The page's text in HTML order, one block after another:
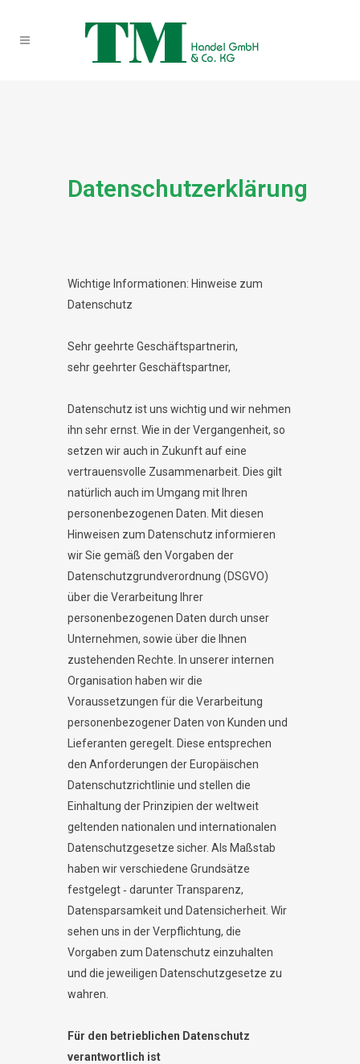
Datenschutzerklärung
Wichtige Informationen: Hinweise zum
Datenschutz
Sehr geehrte Geschäftspartnerin,
sehr geehrter Geschäftspartner,
Datenschutz ist uns wichtig und wir nehmen
ihn sehr ernst. Wie in der Vergangenheit, so
setzen wir auch in Zukunft auf eine
vertrauensvolle Zusammenarbeit. Dies gilt
natürlich auch im Umgang mit Ihren
personenbezogenen Daten. Mit diesen
Hinweisen zum Datenschutz informieren
wir Sie gemäß den Vorgaben der
Datenschutzgrundverordnung (DSGVO)
über die Verarbeitung Ihrer
personenbezogenen Daten durch unser
Unternehmen, sowie über die Ihnen
zustehenden Rechte. In unserer internen
Organisation haben wir die
Voraussetzungen für die Verarbeitung
personenbezogener Daten von Kunden und
Lieferanten geregelt. Diese entsprechen
den Anforderungen der Europäischen
Datenschutzrichtlinie und stellen die
Einhaltung der Prinzipien der weltweit
geltenden nationalen und internationalen
Datenschutzgesetze sicher. Als Maßstab
haben wir verschiedene Grundsätze
festgelegt ‐ darunter Transparenz,
Datensparsamkeit und Datensicherheit. Wir
sehen uns in der Verpflichtung, die
Vorgaben zum Datenschutz einzuhalten
und die jeweiligen Datenschutzgesetze zu
wahren.
Für den betrieblichen Datenschutz
verantwortlich ist